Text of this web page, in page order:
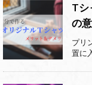
Tシ
の
プリ
置に